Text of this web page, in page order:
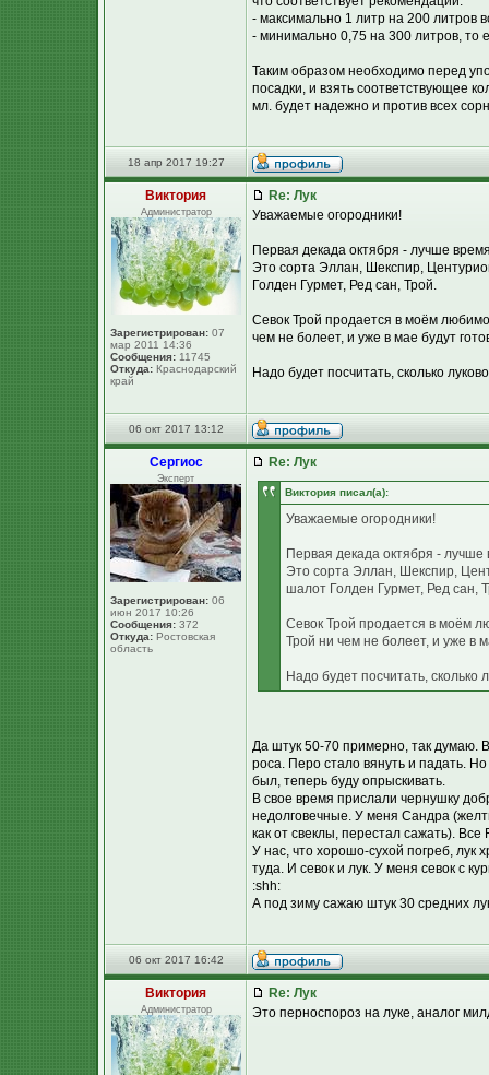
- максимально 1 литр на 200 литров
- минимально 0,75 на 300 литров, то
Таким образом необходимо перед
посадки, и взять соответствующее
мл. будет надежно и против всех
18 апр 2017 19:27
Виктория
Администратор
Зарегистрирован: 07
мар 2011 14:36
Сообщения: 11745
Откуда: Краснодарский
край
Re: Лук
Уважаемые огородники!
Первая декада октября - лучше
Это сорта Эллан, Шекспир,
Голден Гурмет, Ред сан, Трой.
Севок Трой продается в моём
чем не болеет, и уже в мае будут
Надо будет посчитать, сколько
06 окт 2017 13:12
Сергиос
Эксперт
Зарегистрирован: 06
июн 2017 10:26
Сообщения: 372
Откуда: Ростовская
область
Re: Лук
Виктория писал(а):
Уважаемые огородники!
Первая декада октября -
Это сорта Эллан, Шекспир,
шалот Голден Гурмет, Ред сан,
Севок Трой продается в моём
Трой ни чем не болеет, и уже в
Надо будет посчитать, сколько
Да штук 50-70 примерно, так думаю.
роса. Перо стало вянуть и падать.
был, теперь буду опрыскивать.
В свое время прислали чернушку
недолговечные. У меня Сандра
как от свеклы, перестал сажать). Все
У нас, что хорошо-сухой погреб, лук
туда. И севок и лук. У меня севок с
:shh:
А под зиму сажаю штук 30 средних
06 окт 2017 16:42
Виктория
Администратор
Re: Лук
Это перноспороз на луке, аналог